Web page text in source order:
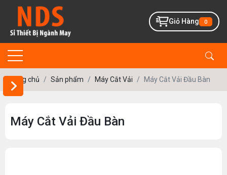
Giỏ Hàng 0
Trang chủ Sản phẩm Máy Cắt Vải Máy Cắt Vải Đầu Bàn
Máy Cắt Vải Đầu Bàn